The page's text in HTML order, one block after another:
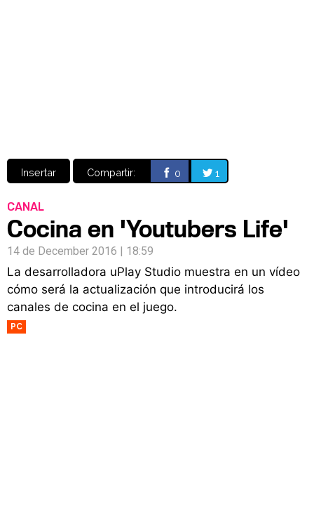
Insertar Compartir: 0 1
CANAL
Cocina en 'Youtubers Life'
14 de December 2016 | 18:59
La desarrolladora uPlay Studio muestra en un vídeo
cómo será la actualización que introducirá los
canales de cocina en el juego.
PC